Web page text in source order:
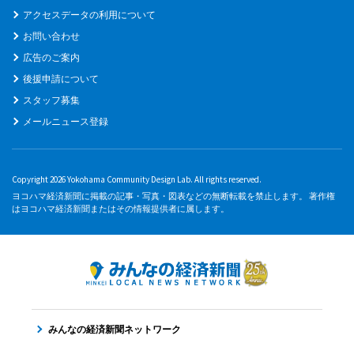
アクセスデータの利用について
お問い合わせ
広告のご案内
後援申請について
スタッフ募集
メールニュース登録
Copyright 2026 Yokohama Community Design Lab. All rights reserved.
ヨコハマ経済新聞に掲載の記事・写真・図表などの無断転載を禁止します。 著作権
はヨコハマ経済新聞またはその情報提供者に属します。
みんなの経済新聞ネットワーク